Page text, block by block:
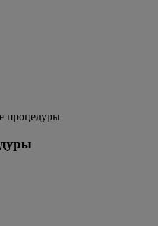
процедуры